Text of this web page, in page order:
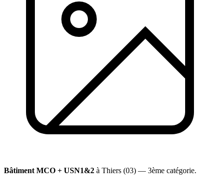
Bâtiment MCO + USN1&2 à Thiers (03) — 3ème catégorie.